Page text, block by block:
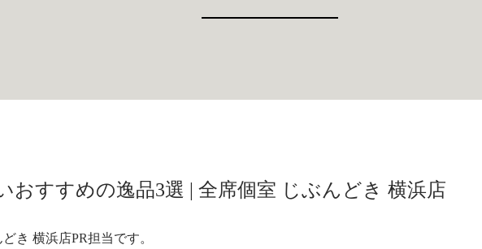
おすすめの逸品3選 | 全席個室 じぶんどき 横浜店
き 横浜店PR担当です。